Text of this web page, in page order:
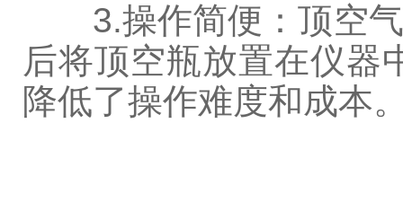
3.操作简便：顶空气
后将顶空瓶放置在仪器
降低了操作难度和成本